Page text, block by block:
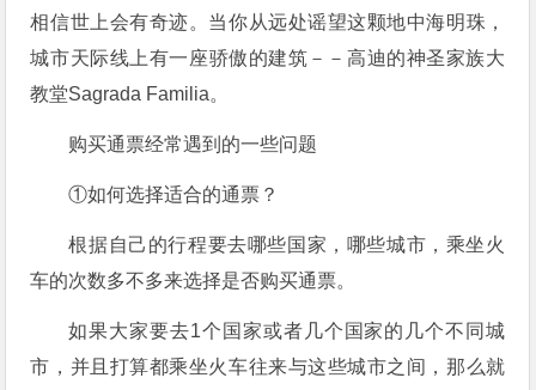
相信世上会有奇迹。当你从远处谣望这颗地中海明珠，
城市天际线上有一座骄傲的建筑－－高迪的神圣家族大
教堂Sagrada Familia。
购买通票经常遇到的一些问题
①如何选择适合的通票？
根据自己的行程要去哪些国家，哪些城市，乘坐火
车的次数多不多来选择是否购买通票。
如果大家要去1个国家或者几个国家的几个不同城
市，并且打算都乘坐火车往来与这些城市之间，那么就